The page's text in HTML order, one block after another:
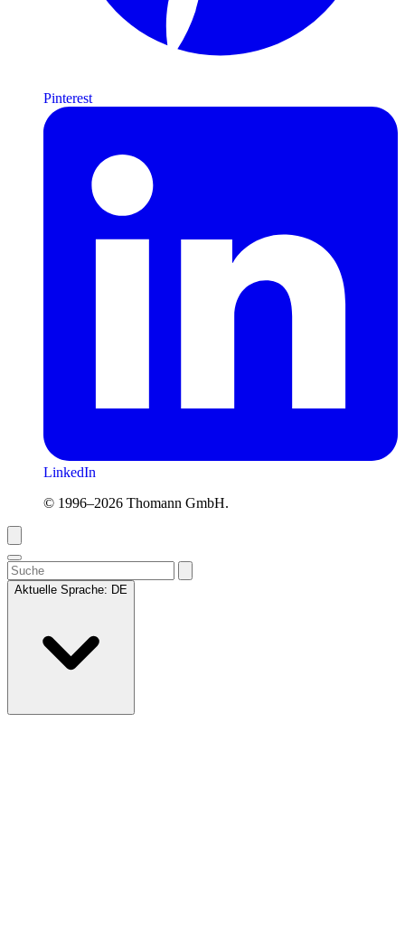
Pinterest
LinkedIn
© 1996–2026 Thomann GmbH.
Aktuelle Sprache: DE